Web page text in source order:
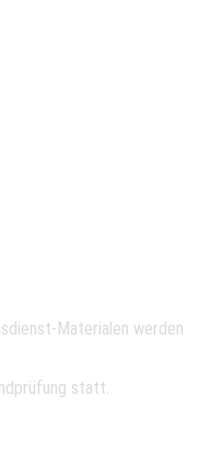
Materialen werden
statt.